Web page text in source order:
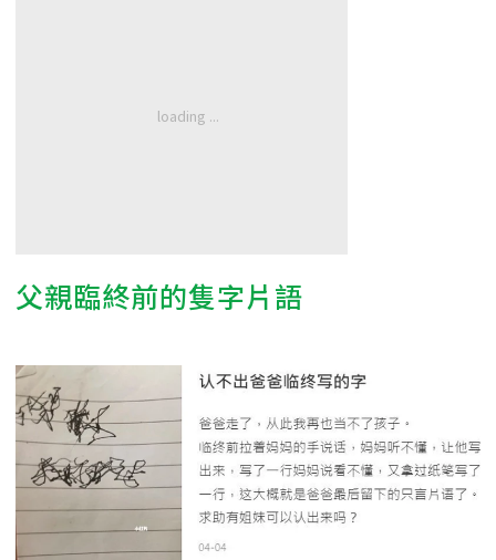
父親臨終前的隻字片語